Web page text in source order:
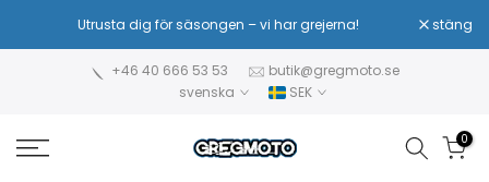
till
Utrusta dig för säsongen – vi har grejerna! stäng
+46 40 666 53 53
butik@gregmoto.se
svenska
SEK
0